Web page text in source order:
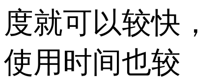
度就可以较快，
使用时间也较